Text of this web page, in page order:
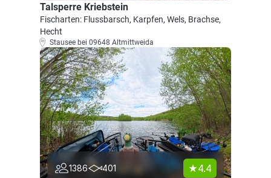
Talsperre Kriebstein
Fischarten: Flussbarsch, Karpfen, Wels, Brachse,
Hecht
Stausee bei 09648 Altmittweida
1386 401 4.4